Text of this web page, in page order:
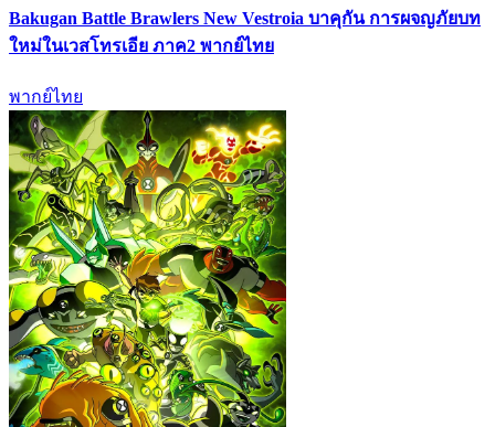
Bakugan Battle Brawlers New Vestroia บาคุกัน การผจญภัยบท
ใหม่ในเวสโทรเอีย ภาค2 พากย์ไทย
พากย์ไทย